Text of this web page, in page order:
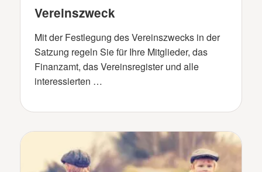
Vereinszweck
Mit der Festlegung des Vereinszwecks in der
Satzung regeln Sie für Ihre Mitglieder, das
Finanzamt, das Vereinsregister und alle
interessierten …